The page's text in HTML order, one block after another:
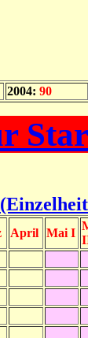
2004: 90
April Mai I